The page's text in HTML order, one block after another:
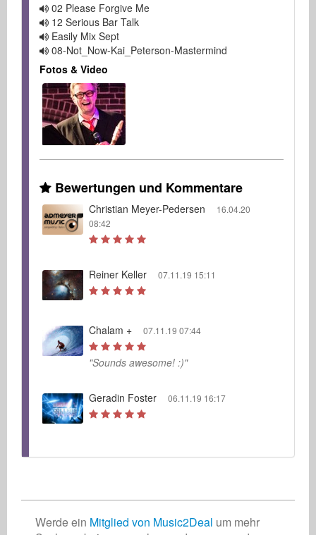
02 Please Forgive Me
12 Serious Bar Talk
Easily Mix Sept
08-Not_Now-Kai_Peterson-Mastermind
Fotos & Video
Bewertungen und Kommentare
Christian Meyer-Pedersen
16.04.20
08:42
Reiner Keller 07.11.19 15:11
Chalam + 07.11.19 07:44
"Sounds awesome! :)"
Geradin Foster 06.11.19 16:17
Werde ein Mitglied von Music2Deal um mehr